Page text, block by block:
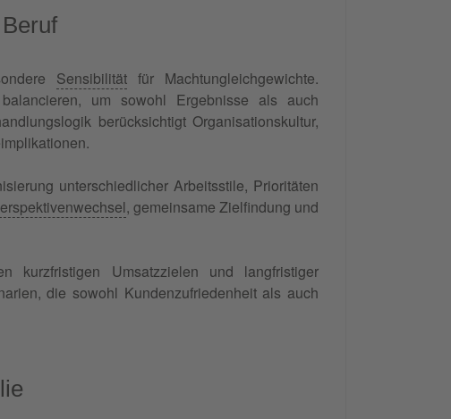
Sensibilität für Machtungleichgewichte.
balancieren, um sowohl Ergebnisse als auch
berücksichtigt Organisationskultur,
unterschiedlicher Arbeitsstile, Prioritäten
, gemeinsame Zielfindung und
kurzfristigen Umsatzzielen und langfristiger
die sowohl Kundenzufriedenheit als auch